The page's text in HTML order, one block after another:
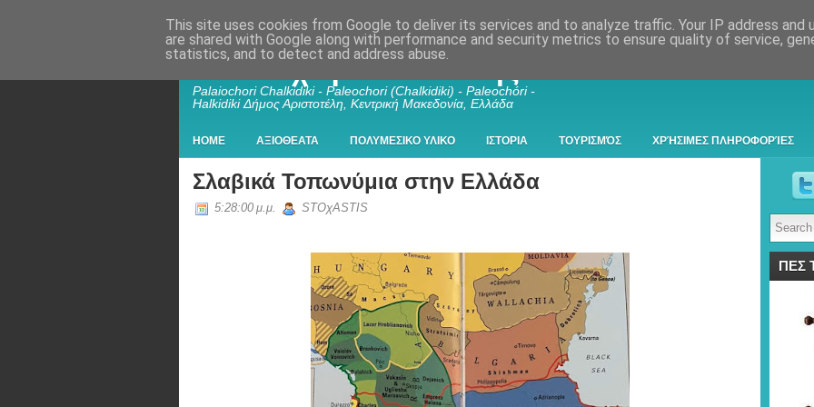
Παλαιοχώρι Χαλκιδικής
Palaiochori Chalkidiki - Paleochori (Chalkidiki) - Paleochóri -
Halkidiki Δήμος Αριστοτέλη, Κεντρική Μακεδονία, Ελλάδα
HOME ΑΞΙΟΘΕΑΤΑ ΠΟΛΥΜΕΣΙΚΟ ΥΛΙΚΟ ΙΣΤΟΡΙΑ ΤΟΥΡΙΣΜΌΣ ΧΡΉΣΙΜΕΣ ΠΛΗΡΟΦΟΡΊΕΣ
Σλαβικά Τοπωνύμια στην Ελλάδα
5:28:00 μ.μ. STOχASTIS
ΠΕΣ
This site uses cookies from Google to deliver its services and to analyze traffic. Your IP address and
are shared with Google along with performance and security metrics to ensure quality of service,
statistics, and to detect and address abuse.